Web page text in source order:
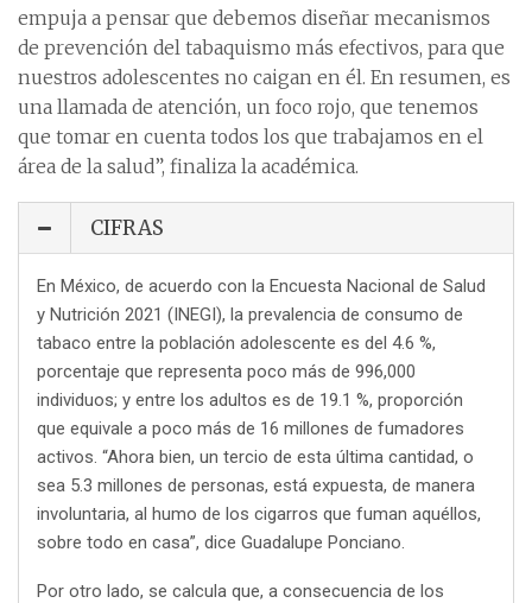
empuja a pensar que debemos diseñar mecanismos
de prevención del tabaquismo más efectivos, para que
nuestros adolescentes no caigan en él. En resumen, es
una llamada de atención, un foco rojo, que tenemos
que tomar en cuenta todos los que trabajamos en el
área de la salud”, finaliza la académica.
CIFRAS
En México, de acuerdo con la Encuesta Nacional de Salud
y Nutrición 2021 (INEGI), la prevalencia de consumo de
tabaco entre la población adolescente es del 4.6 %,
porcentaje que representa poco más de 996,000
individuos; y entre los adultos es de 19.1 %, proporción
que equivale a poco más de 16 millones de fumadores
activos. “Ahora bien, un tercio de esta última cantidad, o
sea 5.3 millones de personas, está expuesta, de manera
involuntaria, al humo de los cigarros que fuman aquéllos,
sobre todo en casa”, dice Guadalupe Ponciano.
Por otro lado, se calcula que, a consecuencia de los